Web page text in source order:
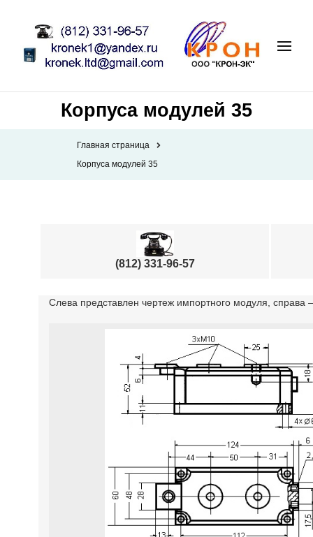
Корпуса модулей 35
Главная страница
Корпуса модулей 35
(812) 331-96-57
Слева представлен чертеж импортного модуля, справа